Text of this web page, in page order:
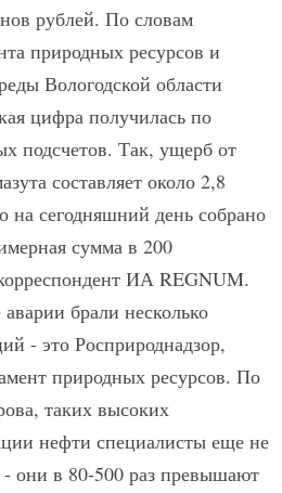
рублей. По словам
природных ресурсов и
Вологодской области
цифра получилась по
подсчетов. Так, ущерб от
составляет около 2,8
на сегодняшний день собрано
сумма в 200
ИА REGNUM.
брали несколько
- это Росприроднадзор,
природных ресурсов. По
таких высоких
нефти специалисты еще не
- они в 80-500 раз превышают